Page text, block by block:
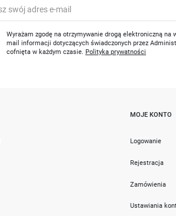
Wyrażam zgodę na otrzymywanie drogą elektroniczną na
mail informacji dotyczących świadczonych przez
cofnięta w każdym czasie. Polityka prywatności
MOJE KONTO
Logowanie
Rejestracja
Zamówienia
Ustawiania